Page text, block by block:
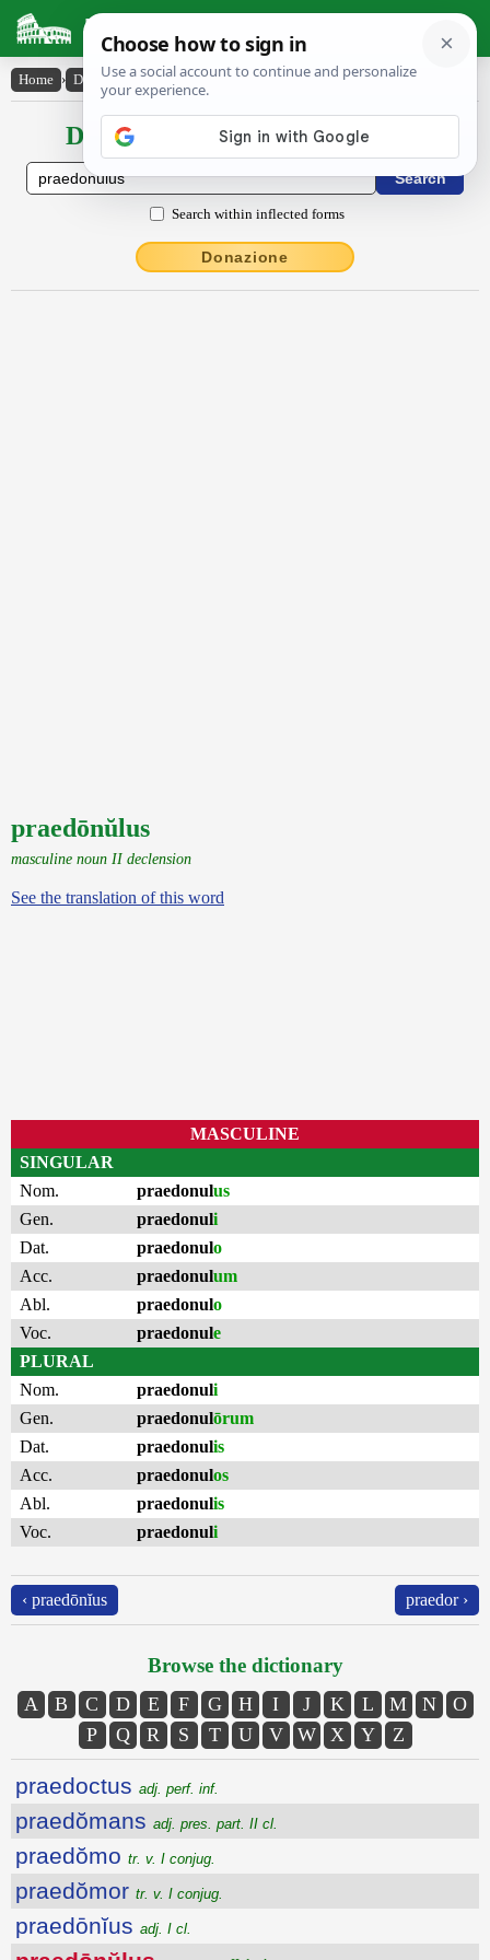
Latin Dictionary
Home › Declensions / Conjugations › praedōnŭlus
Declensions / Conjugations latin
Search within inflected forms
Donazione
praedōnŭlus
masculine noun II declension
See the translation of this word
MASCULINE
SINGULAR
Nom.
praedonulus
Gen.
praedonuli
Dat.
praedonulo
Acc.
praedonulum
Abl.
praedonulo
Voc.
praedonule
PLURAL
Nom.
praedonuli
Gen.
praedonulōrum
Dat.
praedonulis
Acc.
praedonulos
Abl.
praedonulis
Voc.
praedonuli
‹ praedōnĭus praedor ›
Browse the dictionary
A B C D E F G H I J K L M N
O
P
Q R S T U V W X Y Z
praedoctus adj. perf. inf.
praedŏmans adj. pres. part. II cl.
praedŏmo tr. v. I conjug.
praedŏmor tr. v. I conjug.
praedōnĭus adj. I cl.